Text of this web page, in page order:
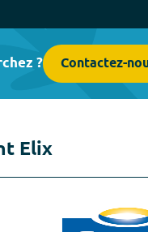
? Contactez-
Elix